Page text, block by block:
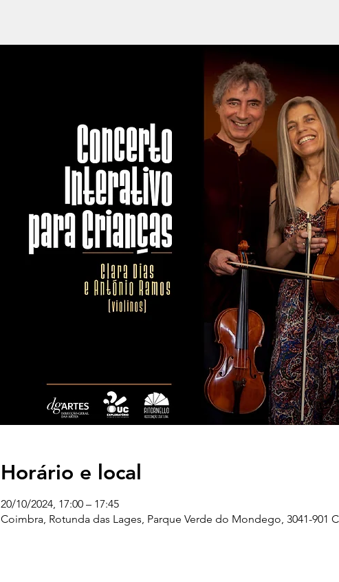
Horário e local
20/10/2024, 17:00 – 17:45
Coimbra, Rotunda das Lages, Parque Verde do Mondego, 3041-901